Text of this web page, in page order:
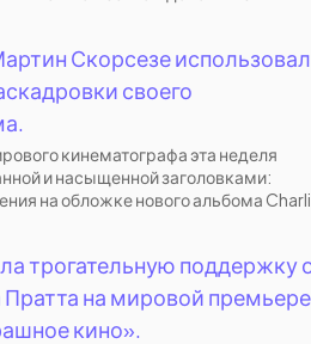
Скорсезе использовал
своего
кинематографа эта неделя
и насыщенной заголовками:
на обложке нового альбома Charli
трогательную поддержку
на мировой премьере
кино».